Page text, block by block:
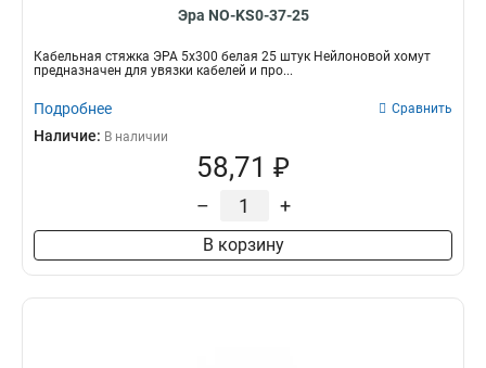
Эра NO-KS0-37-25
Кабельная стяжка ЭРА 5x300 белая 25 штук Нейлоновой хомут
предназначен для увязки кабелей и про...
Подробнее Сравнить
Наличие: В наличии
58,71 ₽
– +
В корзину